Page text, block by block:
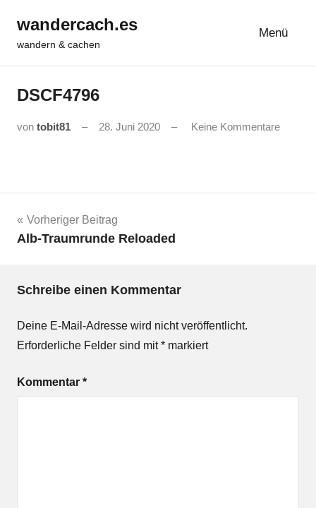
Inhalt
springen
wandercach.es
wandern & cachen
Menü
DSCF4796
von tobit81 28. Juni 2020 Keine Kommentare
Beitrags-
Vorheriger Beitrag
Alb-Traumrunde Reloaded
Schreibe einen Kommentar
Deine E-Mail-Adresse wird nicht veröffentlicht.
Erforderliche Felder sind mit* markiert
Kommentar *